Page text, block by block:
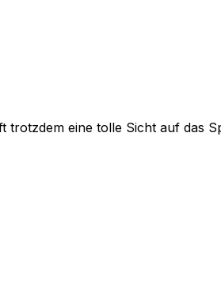
trotzdem eine tolle Sicht auf das